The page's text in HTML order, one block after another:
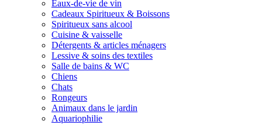
Eaux-de-vie de vin
Cadeaux Spiritueux & Boissons
Spiritueux sans alcool
Cuisine & vaisselle
Détergents & articles ménagers
Lessive & soins des textiles
Salle de bains & WC
Chiens
Chats
Rongeurs
Animaux dans le jardin
Aquariophilie